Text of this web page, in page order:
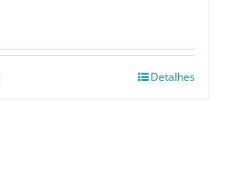
Detalhes